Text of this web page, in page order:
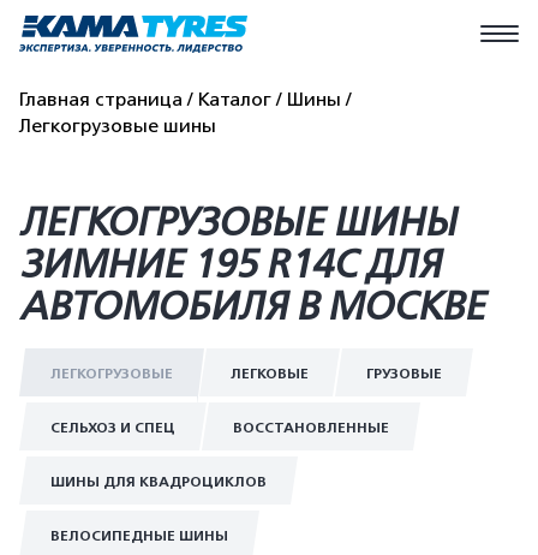
Главная страница Каталог
Шины
Легкогрузовые шины
ЛЕГКОГРУЗОВЫЕ ШИНЫ
ЗИМНИЕ 195 R14C ДЛЯ
АВТОМОБИЛЯ В МОСКВЕ
ЛЕГКОГРУЗОВЫЕ ЛЕГКОВЫЕ ГРУЗОВЫЕ
СЕЛЬХОЗ И СПЕЦ ВОССТАНОВЛЕННЫЕ
ШИНЫ ДЛЯ КВАДРОЦИКЛОВ
ВЕЛОСИПЕДНЫЕ ШИНЫ